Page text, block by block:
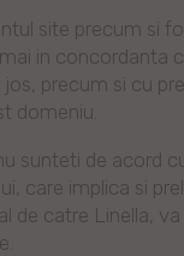
site precum si
in concordanta
precum si cu
domeniu.
sunteti de acord
care implica si
de catre Linella,